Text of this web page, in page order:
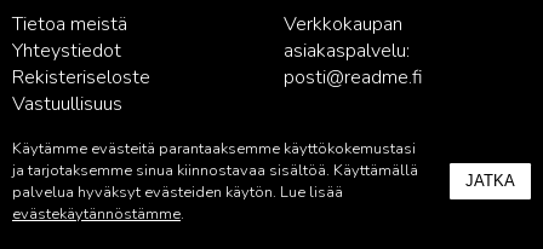
Tietoa meistä
Yhteystiedot
Rekisteriseloste
Vastuullisuus
Verkkokaupan
asiakaspalvelu:
posti@readme.fi
Kustantamon asiakaspalvelu:
palvelu@readme.fi
Käytämme evästeitä parantaaksemme käyttökokemustasi
ja tarjotaksemme sinua kiinnostavaa sisältöä. Käyttämällä
palvelua hyväksyt evästeiden käytön. Lue lisää
evästekäytännöstämme.
JATKA